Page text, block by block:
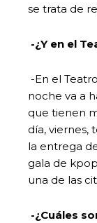
se trata de
-¿Y en el
-En el
noche va a
que tienen
día, viernes,
la entrega
gala de
una de las
-¿Cuáles